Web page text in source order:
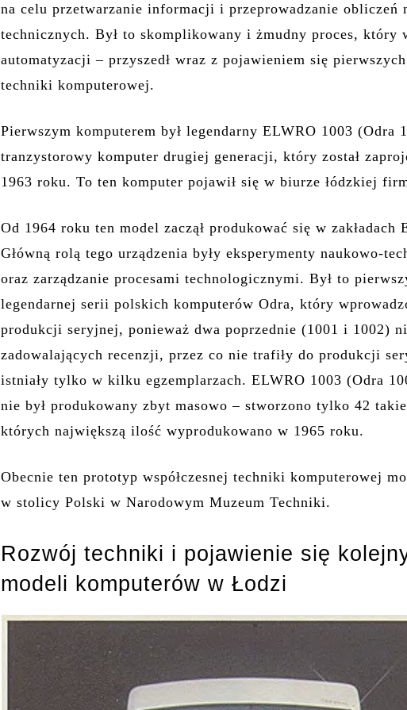
na celu przetwarzanie informacji i przeprowadzanie obliczeń
technicznych. Był to skomplikowany i żmudny proces, który
automatyzacji – przyszedł wraz z pojawieniem się pierwszych
techniki komputerowej.
Pierwszym komputerem był legendarny ELWRO 1003 (Odra
tranzystorowy komputer drugiej generacji, który został
1963 roku. To ten komputer pojawił się w biurze łódzkiej
Od 1964 roku ten model zaczął produkować się w zakładach
Główną rolą tego urządzenia były eksperymenty naukowo-
oraz zarządzanie procesami technologicznymi. Był to
legendarnej serii polskich komputerów Odra, który
produkcji seryjnej, ponieważ dwa poprzednie (1001 i 1002)
zadowalających recenzji, przez co nie trafiły do ​​produkcji
istniały tylko w kilku egzemplarzach. ELWRO 1003 (Odra
nie był produkowany zbyt masowo – stworzono tylko 42
których największą ilość wyprodukowano w 1965 roku.
Obecnie ten prototyp współczesnej techniki komputerowej
w stolicy Polski w Narodowym Muzeum Techniki.
Rozwój techniki i pojawienie się
modeli komputerów w Łodzi